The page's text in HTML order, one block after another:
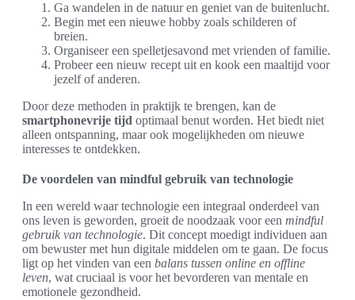
Ga wandelen in de natuur en geniet van de buitenlucht.
Begin met een nieuwe hobby zoals schilderen of
breien.
Organiseer een spelletjesavond met vrienden of familie.
Probeer een nieuw recept uit en kook een maaltijd voor
jezelf of anderen.
Door deze methoden in praktijk te brengen, kan de
smartphonevrije tijd optimaal benut worden. Het biedt niet
alleen ontspanning, maar ook mogelijkheden om nieuwe
interesses te ontdekken.
De voordelen van mindful gebruik van technologie
In een wereld waar technologie een integraal onderdeel van
ons leven is geworden, groeit de noodzaak voor een mindful
gebruik van technologie. Dit concept moedigt individuen aan
om bewuster met hun digitale middelen om te gaan. De focus
ligt op het vinden van een balans tussen online en offline
leven, wat cruciaal is voor het bevorderen van mentale en
emotionele gezondheid.